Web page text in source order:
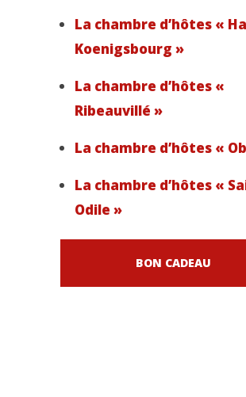
La chambre d’hôtes «
Koenigsbourg »
La chambre d’hôtes «
Ribeauvillé »
La chambre d’hôtes «
La chambre d’hôtes «
Odile »
BON CADEAU